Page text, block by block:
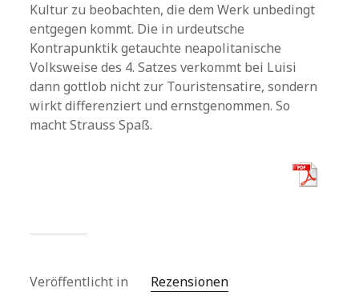
Kultur zu beobachten, die dem Werk unbedingt
entgegen kommt. Die in urdeutsche
Kontrapunktik getauchte neapolitanische
Volksweise des 4. Satzes verkommt bei Luisi
dann gottlob nicht zur Touristensatire, sondern
wirkt differenziert und ernstgenommen. So
macht Strauss Spaß.
Veröffentlicht in Rezensionen